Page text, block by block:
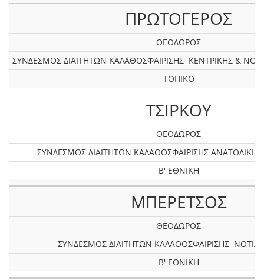
ΠΡΩΤΟΓΕΡΟΣ
ΘΕΟΔΩΡΟΣ
ΣΥΝΔΕΣΜΟΣ ΔΙΑΙΤΗΤΩΝ ΚΑΛΑΘΟΣΦΑΙΡΙΣΗΣ ΚΕΝΤΡΙΚΗΣ &
ΤΟΠΙΚΟ
ΤΣΙΡΚΟΥ
ΘΕΟΔΩΡΟΣ
ΣΥΝΔΕΣΜΟΣ ΔΙΑΙΤΗΤΩΝ ΚΑΛΑΘΟΣΦΑΙΡΙΣΗΣ
Β' ΕΘΝΙΚΗ
ΜΠΕΡΕΤΣΟΣ
ΘΕΟΔΩΡΟΣ
ΣΥΝΔΕΣΜΟΣ ΔΙΑΙΤΗΤΩΝ ΚΑΛΑΘΟΣΦΑΙΡΙΣΗΣ
Β' ΕΘΝΙΚΗ